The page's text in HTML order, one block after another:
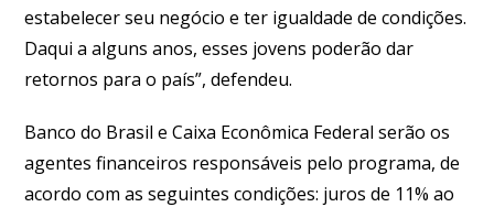
estabelecer seu negócio e ter igualdade de condições.
Daqui a alguns anos, esses jovens poderão dar
retornos para o país”, defendeu.
Banco do Brasil e Caixa Econômica Federal serão os
agentes financeiros responsáveis pelo programa, de
acordo com as seguintes condições: juros de 11% ao